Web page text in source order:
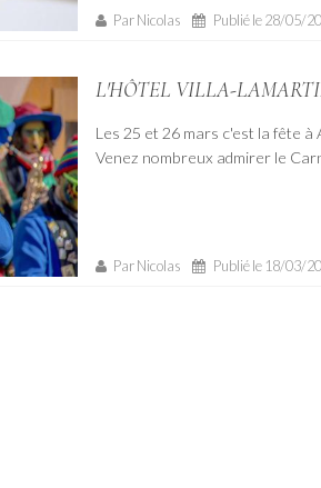
Par Nicolas Publié le28/05/
L'HÔTEL VILLA-
Les 25 et 26 mars c'est la fête
Venez nombreux admirer le
Par Nicolas Publié le 18/03/